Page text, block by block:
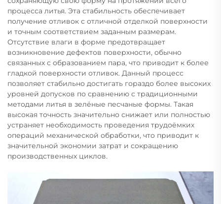
процесса литья. Эта стабильность обеспечивает
получение отливок с отличной отделкой поверхности
и точным соответствием заданным размерам.
Отсутствие влаги в форме предотвращает
возникновение дефектов поверхности, обычно
связанных с образованием пара, что приводит к более
гладкой поверхности отливок. Данный процесс
позволяет стабильно достигать гораздо более высоких
уровней допусков по сравнению с традиционными
методами литья в зелёные песчаные формы. Такая
высокая точность значительно снижает или полностью
устраняет необходимость проведения трудоёмких
операций механической обработки, что приводит к
значительной экономии затрат и сокращению
производственных циклов.